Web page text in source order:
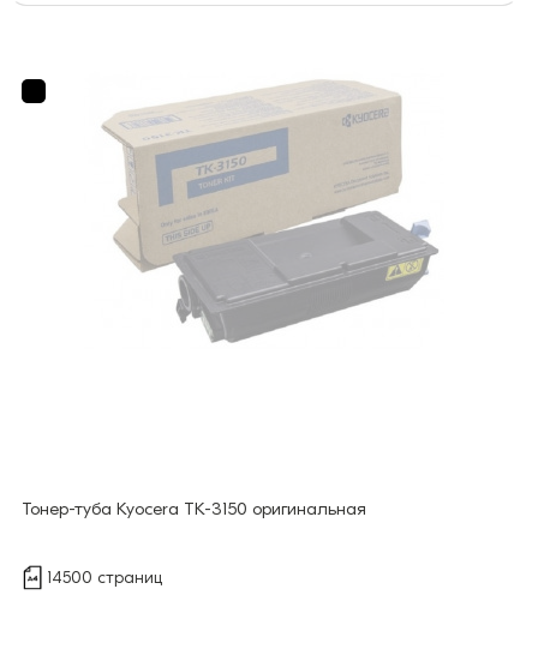
Тонер-туба Kyocera TK-3150 оригинальная
14500 страниц